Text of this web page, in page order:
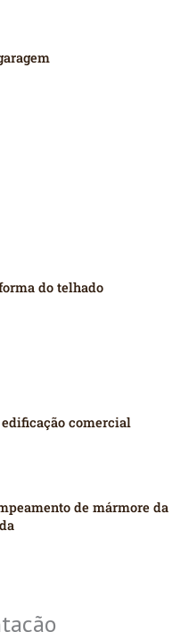
do telhado
comercial
de mármore da